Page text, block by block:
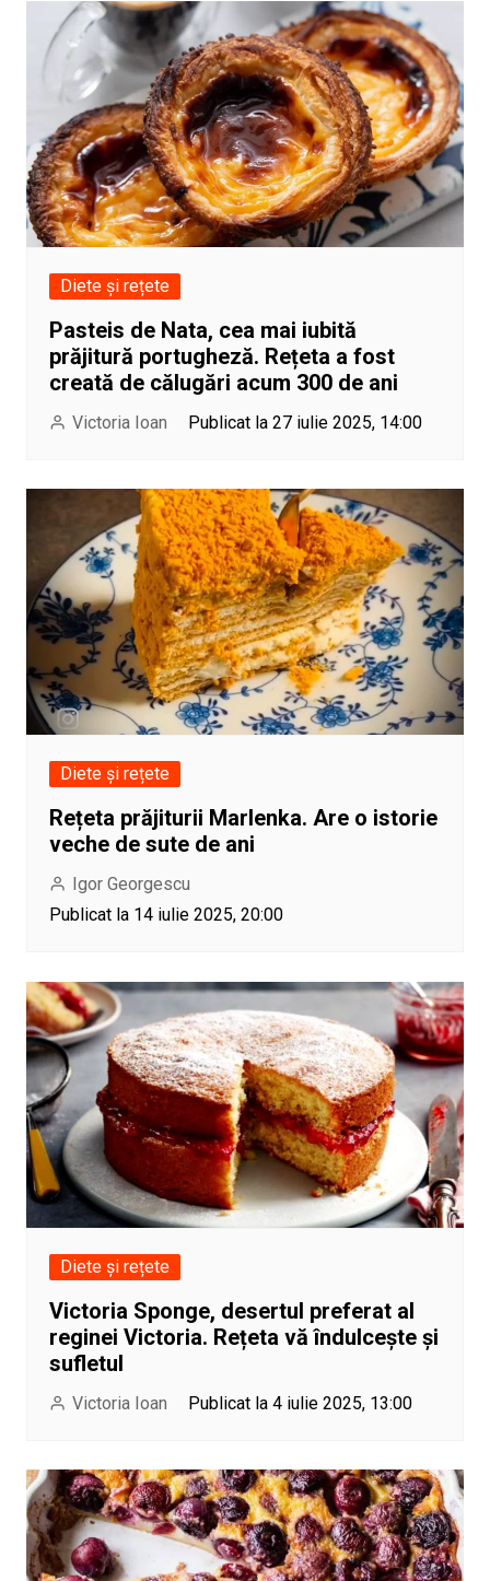
Diete și rețete
Pasteis de Nata, cea mai iubită
prăjitură portugheză. Rețeta a fost
creată de călugări acum 300 de ani
Victoria Ioan Publicat la 27 iulie 2025, 14:00
Diete și rețete
Rețeta prăjiturii Marlenka. Are o istorie
veche de sute de ani
Igor Georgescu
Publicat la 14 iulie 2025, 20:00
Diete și rețete
Victoria Sponge, desertul preferat al
reginei Victoria. Rețeta vă îndulcește și
sufletul
Victoria Ioan Publicat la 4 iulie 2025, 13:00